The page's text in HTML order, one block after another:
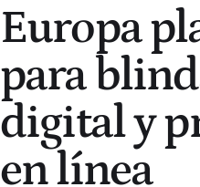
Europa
para
digital y
en línea